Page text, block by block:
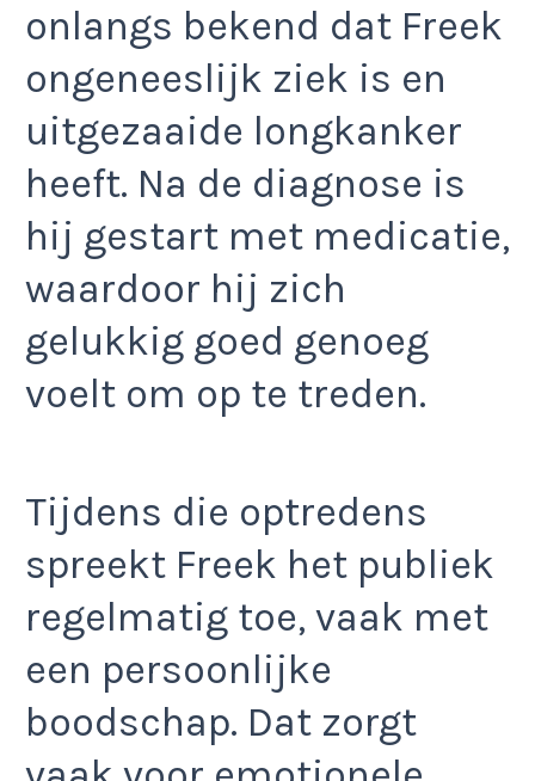
onlangs bekend dat Freek
ongeneeslijk ziek is en
uitgezaaide longkanker
heeft. Na de diagnose is
hij gestart met medicatie,
waardoor hij zich
gelukkig goed genoeg
voelt om op te treden.
Tijdens die optredens
spreekt Freek het publiek
regelmatig toe, vaak met
een persoonlijke
boodschap. Dat zorgt